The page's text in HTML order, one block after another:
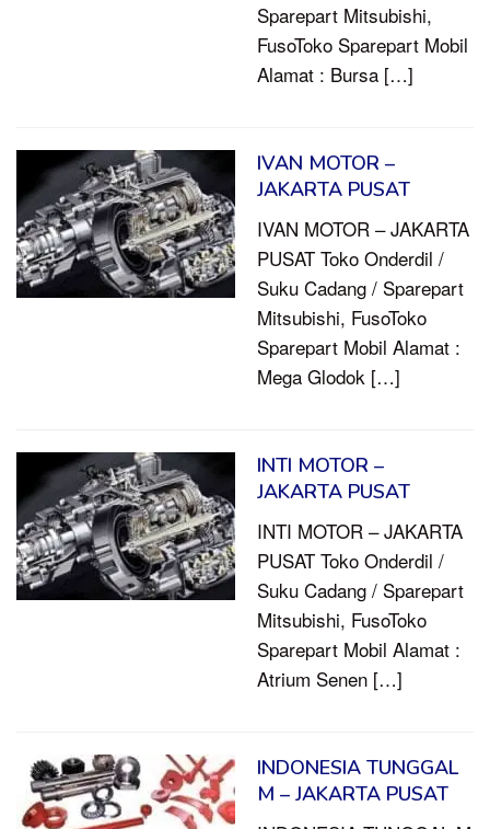
Sparepart Mitsubishi,
FusoToko Sparepart Mobil
Alamat : Bursa […]
IVAN MOTOR –
JAKARTA PUSAT
IVAN MOTOR – JAKARTA
PUSAT Toko Onderdil /
Suku Cadang / Sparepart
Mitsubishi, FusoToko
Sparepart Mobil Alamat :
Mega Glodok […]
INTI MOTOR –
JAKARTA PUSAT
INTI MOTOR – JAKARTA
PUSAT Toko Onderdil /
Suku Cadang / Sparepart
Mitsubishi, FusoToko
Sparepart Mobil Alamat :
Atrium Senen […]
INDONESIA TUNGGAL
M – JAKARTA PUSAT